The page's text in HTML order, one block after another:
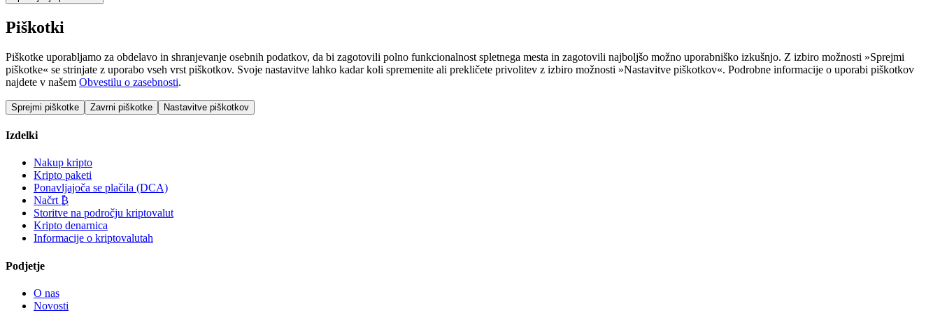
Piškotki
Piškotke uporabljamo za obdelavo in shranjevanje osebnih podatkov, da bi zagotovili polno funkcionalnost spletnega mesta in zagotovili najboljšo možno uporabniško izkušnjo. Z izbiro možnosti »Sprejmi
piškotke« se strinjate z uporabo vseh vrst piškotkov. Svoje nastavitve lahko kadar koli spremenite ali prekličete privolitev z izbiro možnosti »Nastavitve piškotkov«. Podrobne informacije o uporabi piškotkov
najdete v našem Obvestilu o zasebnosti.
Sprejmi piškotke Zavrni piškotke Nastavitve piškotkov
Izdelki
Nakup kripto
Kripto paketi
Ponavljajoča se plačila (DCA)
Načrt ₿
Storitve na področju kriptovalut
Kripto denarnica
Informacije o kriptovalutah
Podjetje
O nas
Novosti